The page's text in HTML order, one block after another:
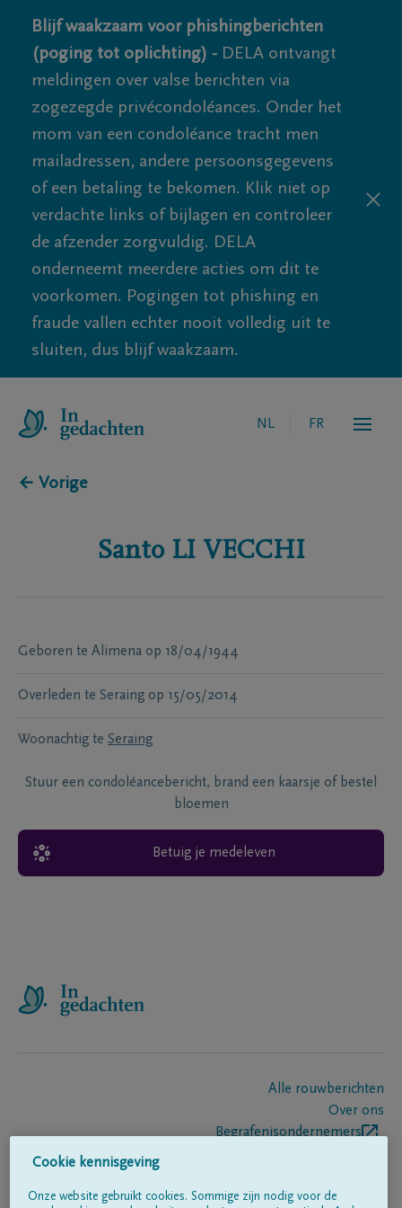
Blijf waakzaam voor phishingberichten
(poging tot oplichting) - DELA ontvangt
meldingen over valse berichten via
zogezegde privécondoléances. Onder het
mom van een condoléance tracht men
mailadressen, andere persoonsgegevens
of een betaling te bekomen. Klik niet op
verdachte links of bijlagen en controleer
de afzender zorgvuldig. DELA
onderneemt meerdere acties om dit te
voorkomen. Pogingen tot phishing en
fraude vallen echter nooit volledig uit te
sluiten, dus blijf waakzaam.
NL FR
← Vorige
Santo LI VECCHI
Geboren te Alimena op 18/04/1944
Overleden te Seraing op 15/05/2014
Woonachtig te Seraing
Stuur een condoléancebericht, brand een kaarsje of bestel
bloemen
Betuig je medeleven
Alle rouwberichten
Over ons
Begrafenisondernemers
Cookie kennisgeving
Onze website gebruikt cookies. Sommige zijn nodig voor de